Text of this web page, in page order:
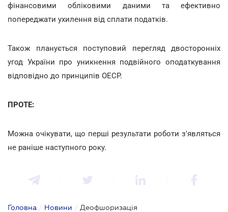
фінансовими обліковими даними та ефективно
попереджати ухилення від сплати податків.
Також планується поступовий перегляд двосторонніх
угод України про уникнення подвійного оподаткування
відповідно до принципів ОЕСР.
ПРОТЕ:
Можна очікувати, що перші результати роботи з'являться
не раніше наступного року.
Головна / Новини / Деофшоризація